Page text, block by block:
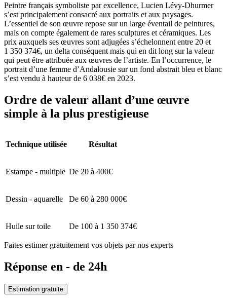
Peintre français symboliste par excellence, Lucien Lévy-Dhurmer
s’est principalement consacré aux portraits et aux paysages.
L’essentiel de son œuvre repose sur un large éventail de peintures,
mais on compte également de rares sculptures et céramiques. Les
prix auxquels ses œuvres sont adjugées s’échelonnent entre 20 et
1 350 374€, un delta conséquent mais qui en dit long sur la valeur
qui peut être attribuée aux œuvres de l’artiste. En l’occurrence, le
portrait d’une femme d’Andalousie sur un fond abstrait bleu et blanc
s’est vendu à hauteur de 6 038€ en 2023.
Ordre de valeur allant d’une œuvre
simple à la plus prestigieuse
Technique utilisée Résultat
Estampe - multiple De 20 à 400€
Dessin - aquarelle De 60 à 280 000€
Huile sur toile De 100 à 1 350 374€
Faites estimer gratuitement vos objets par nos experts
Réponse en - de 24h
Estimation gratuite